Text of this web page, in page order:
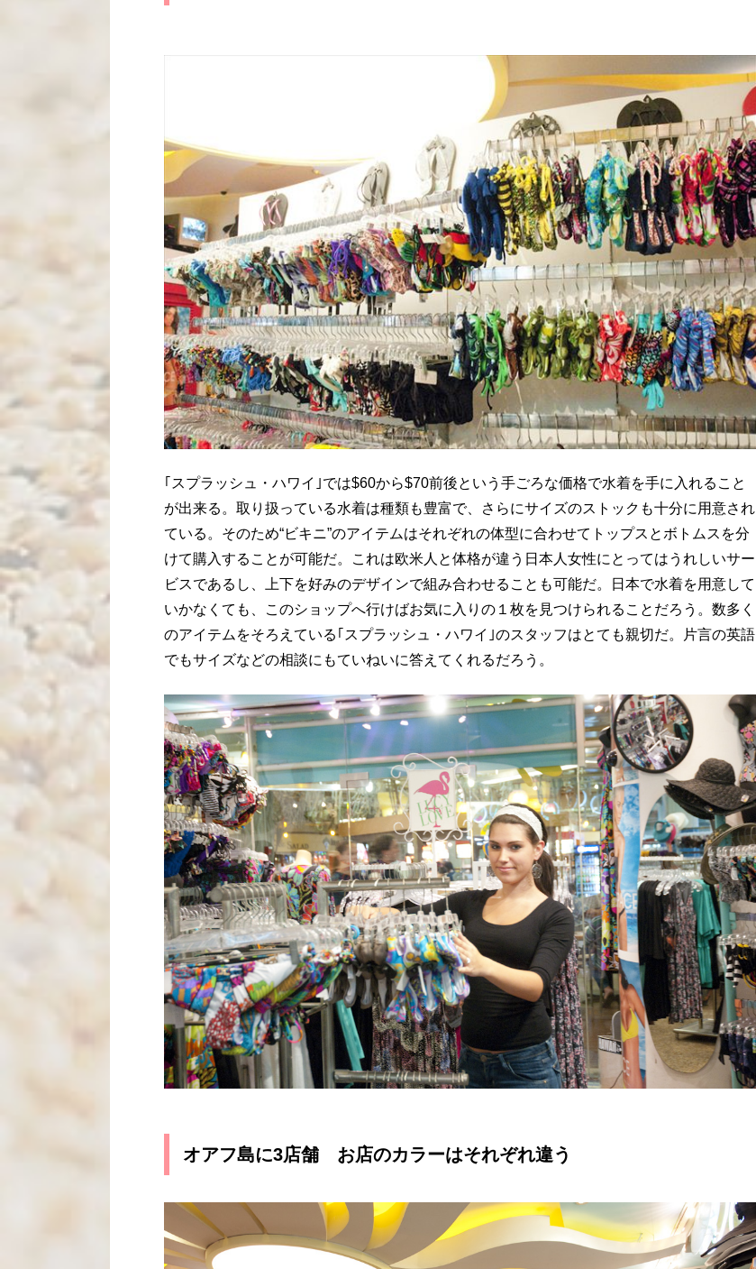
｢スプラッシュ・ハワイ｣では$60から$70前後という手ごろな価格で水着を手に入れること
が出来る。取り扱っている水着は種類も豊富で、さらにサイズのストックも十分に用意され
ている。そのため“ビキニ”のアイテムはそれぞれの体型に合わせてトップスとボトムスを分
けて購入することが可能だ。これは欧米人と体格が違う日本人女性にとってはうれしいサー
ビスであるし、上下を好みのデザインで組み合わせることも可能だ。日本で水着を用意して
いかなくても、このショップへ行けばお気に入りの１枚を見つけられることだろう。数多く
のアイテムをそろえている｢スプラッシュ・ハワイ｣のスタッフはとても親切だ。片言の英語
でもサイズなどの相談にもていねいに答えてくれるだろう。
オアフ島に3店舗 お店のカラーはそれぞれ違う